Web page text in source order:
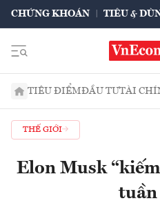
CHỨNG KHOÁN TIÊU &
TIÊU ĐIỂMĐẦU TƯTÀI
THẾ GIỚI
Elon Musk
tuần